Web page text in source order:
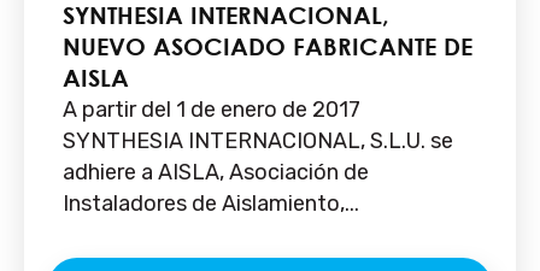
SYNTHESIA INTERNACIONAL,
NUEVO ASOCIADO FABRICANTE DE
AISLA
A partir del 1 de enero de 2017
SYNTHESIA INTERNACIONAL, S.L.U. se
adhiere a AISLA, Asociación de
Instaladores de Aislamiento,...